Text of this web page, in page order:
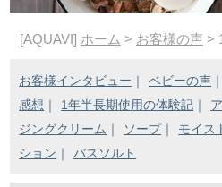
[AQUAVI] ホーム > お客様の声 >
お客様インタビュー ｜ ベビーの声 ｜
感想 ｜ 1年半長期使用の体験記 ｜
ジングクリーム ｜ ソープ｜ モイス
ション ｜ バスソルト